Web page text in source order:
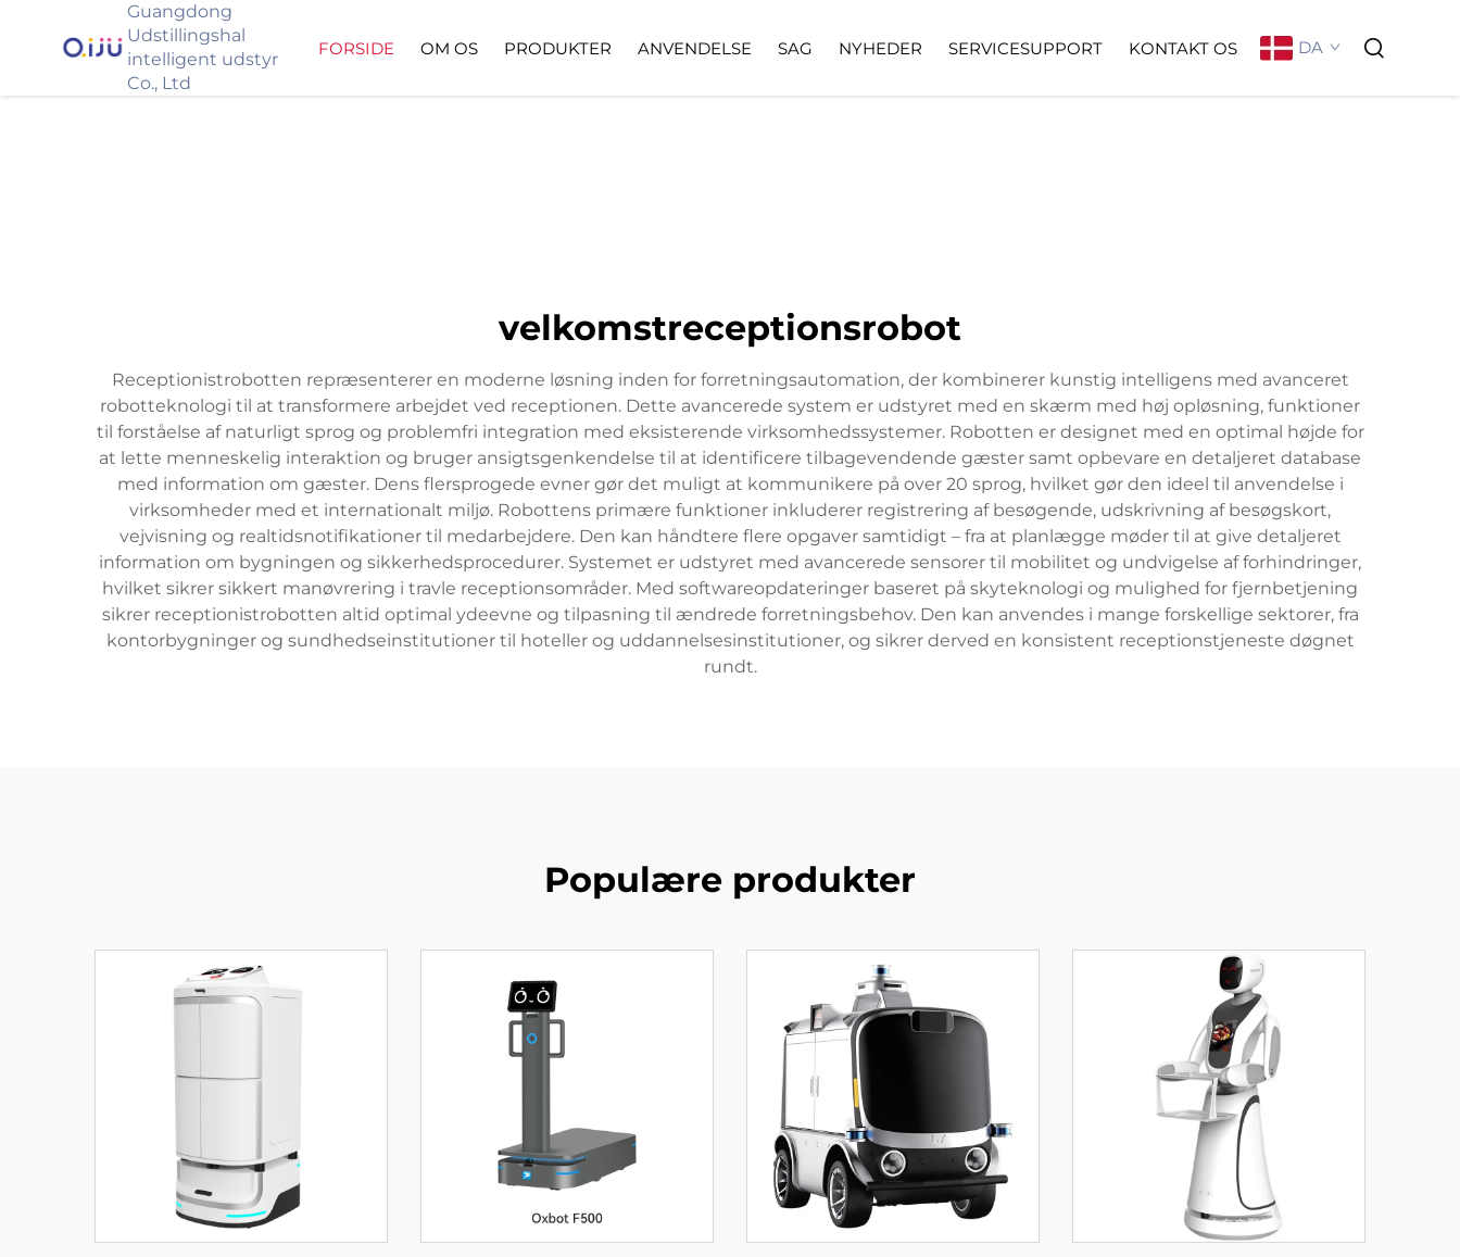
Guangdong
Udstillingshal
intelligent udstyr
Co., Ltd
FORSIDE OM OS PRODUKTER ANVENDELSE SAG NYHEDER SERVICESUPPORT KONTAKT OS DA
velkomstreceptionsrobot
Receptionistrobotten repræsenterer en moderne løsning inden for forretningsautomation, der kombinerer kunstig intelligens med avanceret
robotteknologi til at transformere arbejdet ved receptionen. Dette avancerede system er udstyret med en skærm med høj opløsning, funktioner
til forståelse af naturligt sprog og problemfri integration med eksisterende virksomhedssystemer. Robotten er designet med en optimal højde for
at lette menneskelig interaktion og bruger ansigtsgenkendelse til at identificere tilbagevendende gæster samt opbevare en detaljeret database
med information om gæster. Dens flersprogede evner gør det muligt at kommunikere på over 20 sprog, hvilket gør den ideel til anvendelse i
virksomheder med et internationalt miljø. Robottens primære funktioner inkluderer registrering af besøgende, udskrivning af besøgskort,
vejvisning og realtidsnotifikationer til medarbejdere. Den kan håndtere flere opgaver samtidigt – fra at planlægge møder til at give detaljeret
information om bygningen og sikkerhedsprocedurer. Systemet er udstyret med avancerede sensorer til mobilitet og undvigelse af forhindringer,
hvilket sikrer sikkert manøvrering i travle receptionsområder. Med softwareopdateringer baseret på skyteknologi og mulighed for fjernbetjening
sikrer receptionistrobotten altid optimal ydeevne og tilpasning til ændrede forretningsbehov. Den kan anvendes i mange forskellige sektorer, fra
kontorbygninger og sundhedseinstitutioner til hoteller og uddannelsesinstitutioner, og sikrer derved en konsistent receptionstjeneste døgnet
rundt.
Populære produkter